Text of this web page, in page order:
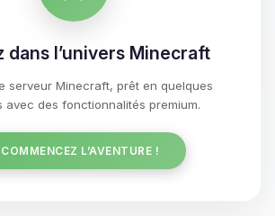
dans l’univers Minecraft
serveur Minecraft, prêt en quelques
avec des fonctionnalités premium.
COMMENCEZ L’AVENTURE !